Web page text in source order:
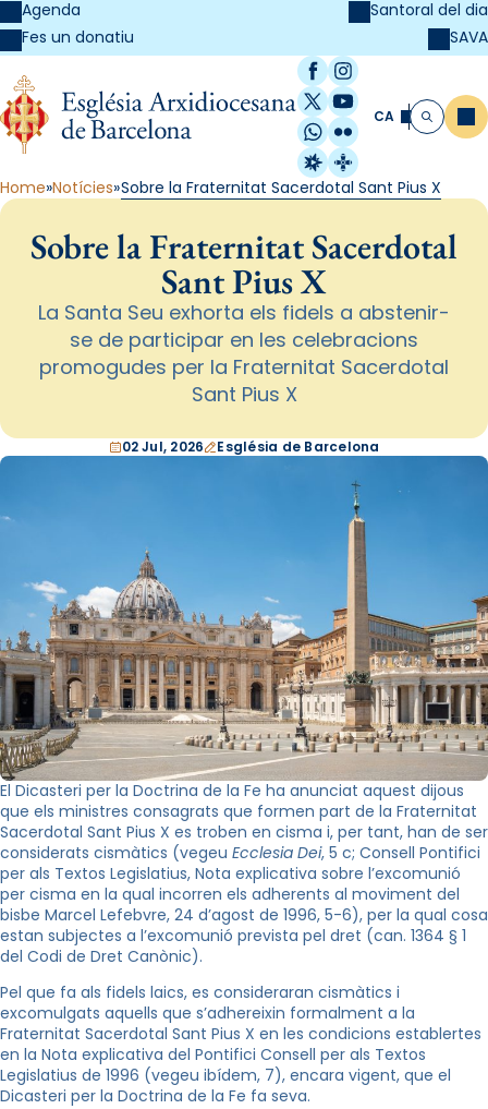
Agenda
Fes un donatiu
Santoral del dia
SAVA
Facebook
Instagram
X / Twitter
YouTube
WhatsApp
Flickr
Radio Estel
Catalunya
CA Cerca
Home Notícies Sobre la Fraternitat Sacerdotal Sant Pius X
Sobre la Fraternitat Sacerdotal
Sant Pius X
La Santa Seu exhorta els fidels a abstenir-
se de participar en les celebracions
promogudes per la Fraternitat Sacerdotal
Sant Pius X
02 Jul, 2026 Església de Barcelona
El Dicasteri per la Doctrina de la Fe ha anunciat aquest dijous
que els ministres consagrats que formen part de la Fraternitat
Sacerdotal Sant Pius X es troben en cisma i, per tant, han de ser
considerats cismàtics (vegeu Ecclesia Dei, 5 c; Consell Pontifici
per als Textos Legislatius, Nota explicativa sobre l’excomunió
per cisma en la qual incorren els adherents al moviment del
bisbe Marcel Lefebvre, 24 d’agost de 1996, 5-6), per la qual cosa
estan subjectes a l’excomunió prevista pel dret (can. 1364 § 1
del Codi de Dret Canònic).
Pel que fa als fidels laics, es consideraran cismàtics i
excomulgats aquells que s’adhereixin formalment a la
Fraternitat Sacerdotal Sant Pius X en les condicions establertes
en la Nota explicativa del Pontifici Consell per als Textos
Legislatius de 1996 (vegeu ibídem, 7), encara vigent, que el
Dicasteri per la Doctrina de la Fe fa seva.